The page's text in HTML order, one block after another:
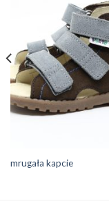
mrugała kapcie